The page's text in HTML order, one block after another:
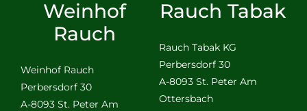
Weinhof
Rauch
Weinhof Rauch
Perbersdorf 30
A-8093 St. Peter Am
Rauch Tabak
Rauch Tabak KG
Perbersdorf 30
A-8093 St. Peter Am
Ottersbach